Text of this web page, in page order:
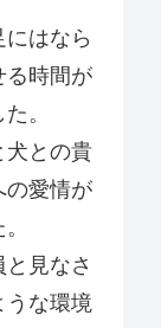
はなら
る時間が
。
犬との貴
の愛情が
見なさ
うな環境